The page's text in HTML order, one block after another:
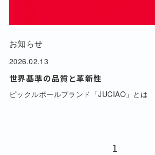
お知らせ
2026.02.13
世界基準の品質と革新性
ピックルボールブランド「JUCIAO」とは
1